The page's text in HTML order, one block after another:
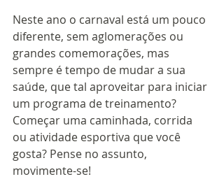
Neste ano o carnaval está um pouco
diferente, sem aglomerações ou
grandes comemorações, mas
sempre é tempo de mudar a sua
saúde, que tal aproveitar para iniciar
um programa de treinamento?
Começar uma caminhada, corrida
ou atividade esportiva que você
gosta? Pense no assunto,
movimente-se!